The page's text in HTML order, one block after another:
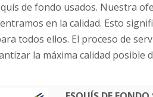
de fondo usados. Nuestra
en la calidad. Esto
todos ellos. El proceso de
la máxima calidad posible